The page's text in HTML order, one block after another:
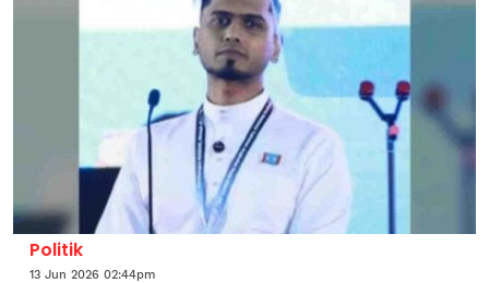
Politik
13 Jun 2026 02:44pm